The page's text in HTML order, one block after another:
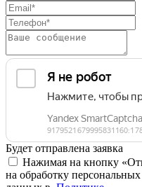
Будет отправлена заявка
Нажимая на кнопку
на обработку